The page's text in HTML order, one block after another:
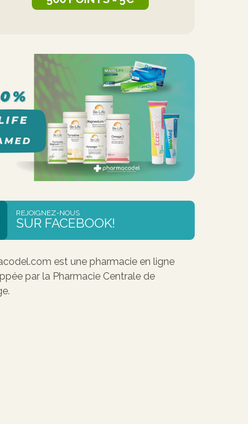
REJOIGNEZ-NOUS
SUR FACEBOOK!
est une pharmacie en ligne
par la Pharmacie Centrale de